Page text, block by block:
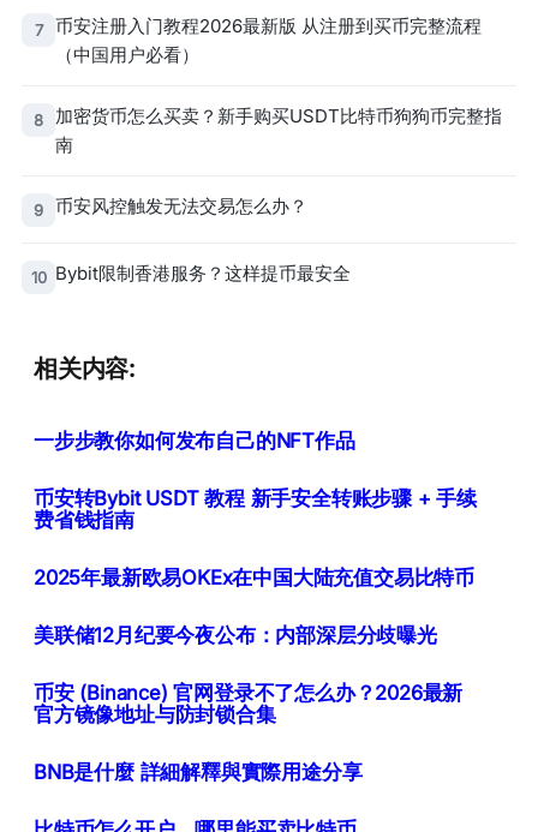
7
币安注册入门教程2026最新版 从注册到买币完整流程
（中国用户必看）
8
加密货币怎么买卖？新手购买USDT比特币狗狗币完整指
南
9 币安风控触发无法交易怎么办？
10 Bybit限制香港服务？这样提币最安全
相关内容:
一步步教你如何发布自己的NFT作品
币安转Bybit USDT 教程 新手安全转账步骤 + 手续
费省钱指南
2025年最新欧易OKEx在中国大陆充值交易比特币
美联储12月纪要今夜公布：内部深层分歧曝光
币安 (Binance) 官网登录不了怎么办？2026最新
官方镜像地址与防封锁合集
BNB是什麼 詳細解釋與實際用途分享